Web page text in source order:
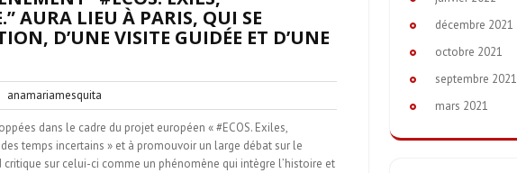
AURA LIEU À PARIS, QUI SE
D’UNE VISITE GUIDÉE ET D’UNE
anamariamesquita
dans le cadre du projet européen « #ECOS. Exiles,
temps incertains » et à promouvoir un large débat sur le
critique sur celui-ci comme un phénomène qui intègre l’histoire et
décembre 2021
octobre 2021
septembre 2021
mars 2021